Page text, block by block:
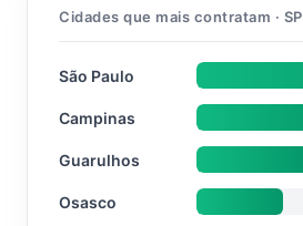
Cidades que mais contratam · SP
São Paulo
Campinas
Guarulhos
Osasco